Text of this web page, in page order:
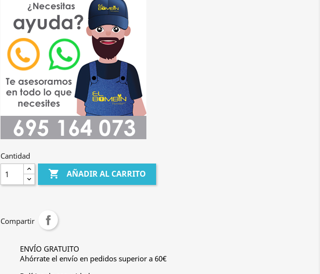
Cantidad
 AÑADIR AL CARRITO
Compartir
ENVÍO GRATUITO
Ahórrate el envío en pedidos superior a 60€